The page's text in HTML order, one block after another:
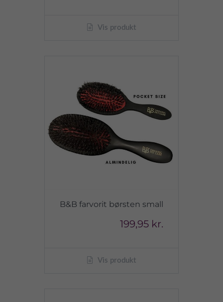
Vis produkt
B&B farvorit børsten small
199,95 kr.
Vis produkt